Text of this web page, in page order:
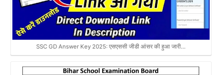
SSC GD Answer Key 2025: एसएससी जीडी आंसर की हुआ जारी…